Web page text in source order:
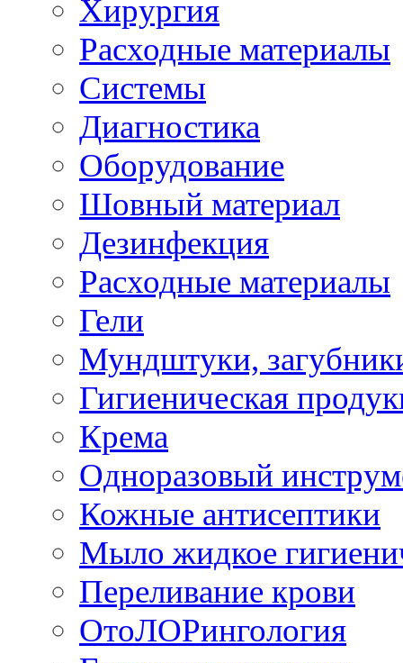
Хирургия
Расходные материалы
Системы
Диагностика
Оборудование
Шовный материал
Дезинфекция
Расходные материалы
Гели
Мундштуки,
Гигиеническая
Крема
Одноразовый
Кожные антисептики
Мыло жидкое
Переливание крови
ОтоЛОРингология